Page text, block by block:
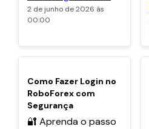
2 de junho de 2026 às
00:00
POPULARES
Como Fazer Login no
RoboForex com
Segurança
🔐 Aprenda o passo